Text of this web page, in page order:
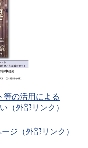
等の活用による
（外部リンク）
ジ（外部リンク）